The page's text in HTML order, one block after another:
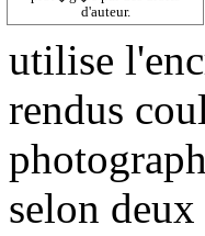
d'auteur.
utilise
rendus
selon